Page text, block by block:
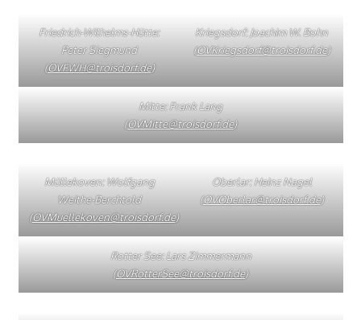
Friedrich-Wilhelms-Hütte:
Peter Siegmund
(OVFWH@troisdorf.de)
Kriegsdorf: Joachim W. Bohn
(OVKriegsdorf@troisdorf.de)
Mitte: Frank Lang
(OVMitte@troisdorf.de)
Müllekoven: Wolfgang
Weithe-Berchtold
(OVMuellekoven@troisdorf.de)
Oberlar: Heinz Nagel
(OVOberlar@troisdorf.de)
Rotter See: Lars Zimmermann
(OVRotterSee@troisdorf.de)